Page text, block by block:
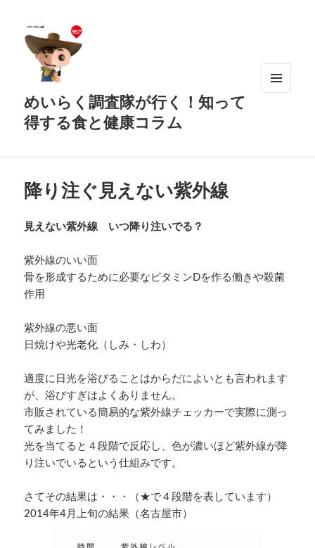
めいらく調査隊が行く！知って
得する食と健康コラム
降り注ぐ見えない紫外線
見えない紫外線 いつ降り注いでる？
紫外線のいい面
骨を形成するために必要なビタミンDを作る働きや殺菌
作用
紫外線の悪い面
日焼けや光老化（しみ・しわ）
適度に日光を浴びることはからだによいとも言われます
が、浴びすぎはよくありません。
市販されている簡易的な紫外線チェッカーで実際に測っ
てみました！
光を当てると４段階で反応し、色が濃いほど紫外線が降
り注いでいるという仕組みです。
さてその結果は・・・（★で４段階を表しています）
2014年4月上旬の結果（名古屋市）